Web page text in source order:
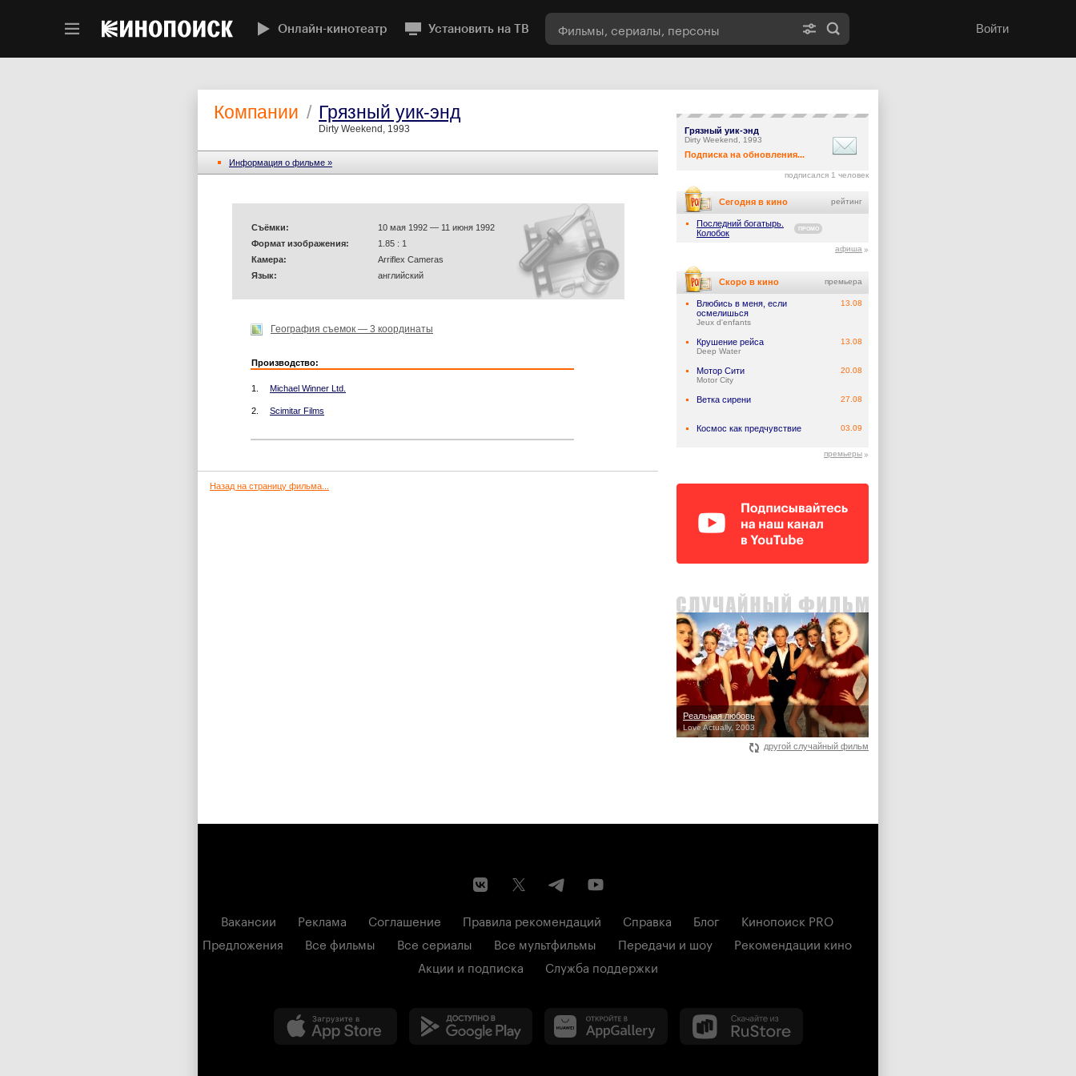
Онлайн-кинотеатр Установить на ТВ Войти
Компании / Грязный уик-энд
Dirty Weekend, 1993
Информация o фильме »
Съёмки:
10 мая 1992 — 11 июня 1992
Формат изображения:
1.85 : 1
Камера:
Arriflex Cameras
Язык:
английский
География съемок — 3 координаты
Производство:
1. Michael Winner Ltd.
2. Scimitar Films
Назад на страницу фильма...
Грязный уик-энд
Dirty Weekend, 1993
Подписка на обновления...
подписался 1 человек
Сегодня в кино рейтинг
Последний богатырь.
Колобок
ПРОМО
афиша
Скоро в кино премьера
Влюбись в меня, если
осмелишься
Jeux d'enfants
13.08
Крушение рейса
Deep Water
13.08
Мотор Сити
Motor City
20.08
Ветка сирени 27.08
Космос как предчувствие 03.09
премьеры
Реальная любовь
Love Actually, 2003
другой случайный фильм
Вакансии Реклама Соглашение Правила рекомендаций Справка Блог
Кинопоиск PRO
Предложения
Все фильмы Все сериалы Все мультфильмы Передачи и шоу
Рекомендации кино
Акции и подписка
Служба поддержки